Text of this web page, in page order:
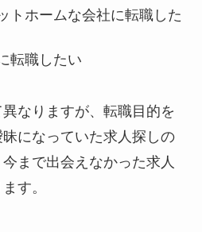
トホームな会社に転職した
転職したい
なりますが、転職目的を
になっていた求人探しの
まで出会えなかった求人
す。